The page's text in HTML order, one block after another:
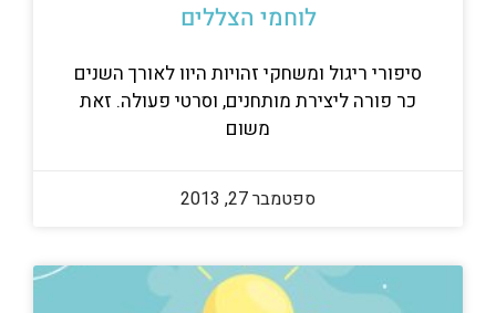
לוחמי הצללים
סיפורי ריגול ומשחקי זהויות היוו לאורך השנים
כר פורה ליצירת מותחנים, וסרטי פעולה. זאת
משום
ספטמבר 27, 2013